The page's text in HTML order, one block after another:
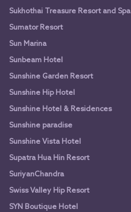
Sukhothai Treasure Resort and Spa
Sumator Resort
Sun Marina
Sunbeam Hotel
Sunshine Garden Resort
Sunshine Hip Hotel
Sunshine Hotel & Residences
Sunshine paradise
Sunshine Vista Hotel
Supatra Hua Hin Resort
SuriyanChandra
Swiss Valley Hip Resort
SYN Boutique Hotel